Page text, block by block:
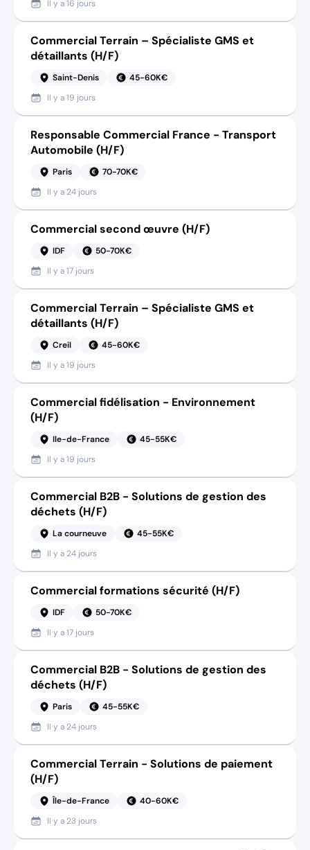
Il y a16 jours
Commercial Terrain – Spécialiste GMS et
détaillants (H/F)
Saint-Denis
45-60K€
Il y a19 jours
Responsable Commercial France - Transport
Automobile (H/F)
Paris
70-70K€
Il y a 24 jours
Commercial second œuvre (H/F)
IDF
50-70K€
Il y a17 jours
Commercial Terrain – Spécialiste GMS et
détaillants (H/F)
Creil
45-60K€
Il y a19 jours
Commercial fidélisation - Environnement
(H/F)
Ile-de-France
45-55K€
Il y a19 jours
Commercial B2B - Solutions de gestion des
déchets (H/F)
La courneuve
45-55K€
Il y a 24 jours
Commercial formations sécurité (H/F)
IDF
50-70K€
Il y a17 jours
Commercial B2B - Solutions de gestion des
déchets (H/F)
Paris
45-55K€
Il y a 24 jours
Commercial Terrain - Solutions de paiement
(H/F)
Île-de-France
40-60K€
Il y a 23 jours